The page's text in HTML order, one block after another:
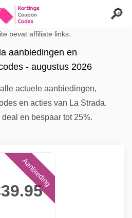
bevat affiliate links.
aanbiedingen en
- augustus 2026
actuele aanbiedingen,
en acties van La Strada.
en bespaar tot 25%.
Aanbieding